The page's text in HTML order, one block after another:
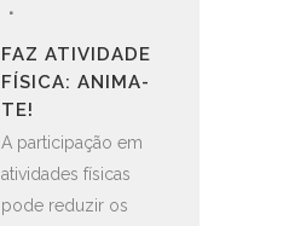
FAZ ATIVIDADE
FÍSICA: ANIMA-
TE!
A participação em
atividades físicas
pode reduzir os